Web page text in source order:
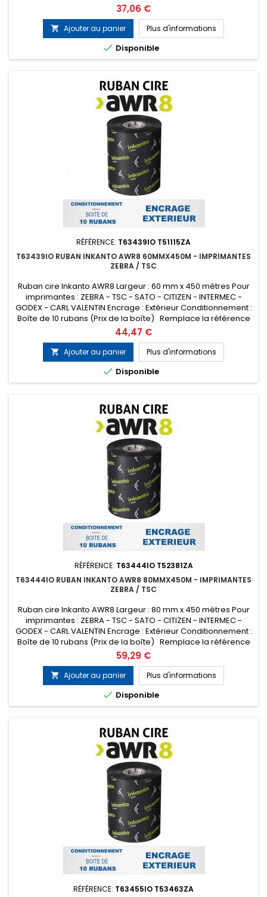
ARMOR T53550ZA
Prix
37,06 €
 Ajouter au panier Plus d'informations
 Disponible
RÉFÉRENCE: T63439IO T51115ZA
T63439IO RUBAN INKANTO AWR8 60MMX450M - IMPRIMANTES
ZEBRA / TSC
Ruban cire Inkanto AWR8 Largeur : 60 mm x 450 mètres Pour
imprimantes : ZEBRA - TSC - SATO - CITIZEN - INTERMEC -
GODEX - CARL VALENTIN Encrage : Extérieur Conditionnement :
Boîte de 10 rubans (Prix de la boîte) Remplace la référence
ARMOR T51115ZA
Prix
44,47 €
 Ajouter au panier Plus d'informations
 Disponible
RÉFÉRENCE: T63444IO T52381ZA
T63444IO RUBAN INKANTO AWR8 80MMX450M - IMPRIMANTES
ZEBRA / TSC
Ruban cire Inkanto AWR8 Largeur : 80 mm x 450 mètres Pour
imprimantes : ZEBRA - TSC - SATO - CITIZEN - INTERMEC -
GODEX - CARL VALENTIN Encrage : Extérieur Conditionnement :
Boîte de 10 rubans (Prix de la boîte) Remplace la référence
ARMOR T52381ZA
Prix
59,29 €
 Ajouter au panier Plus d'informations
 Disponible
RÉFÉRENCE: T63455IO T53463ZA